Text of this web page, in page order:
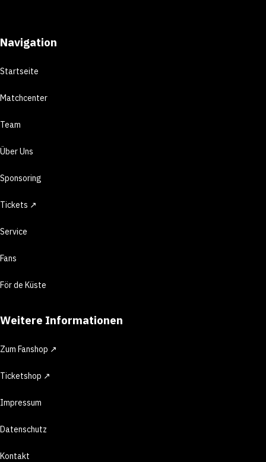
Navigation
Startseite
Matchcenter
Team
Über Uns
Sponsoring
Tickets ↗
Service
Fans
För de Küste
Weitere Informationen
Zum Fanshop ↗
Ticketshop ↗
Impressum
Datenschutz
Kontakt